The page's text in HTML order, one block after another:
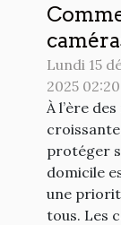
peuvent
votre
Lundi 15
2025 02:20
À l’ère
protéger
domicile
une
tous. Les